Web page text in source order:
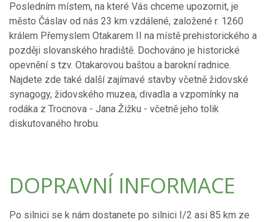
Posledním místem, na které Vás chceme upozornit, je
město Čáslav od nás 23 km vzdálené, založené r. 1260
králem Přemyslem Otakarem II na místě prehistorického a
později slovanského hradiště. Dochováno je historické
opevnění s tzv. Otakarovou baštou a barokní radnice.
Najdete zde také další zajímavé stavby včetně židovské
synagogy, židovského muzea, divadla a vzpomínky na
rodáka z Trocnova - Jana Žižku - včetně jeho tolik
diskutovaného hrobu.
DOPRAVNÍ INFORMACE
Po silnici se k nám dostanete po silnici I/2 asi 85 km ze